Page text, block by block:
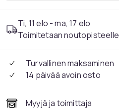
Ti, 11 elo - ma, 17 elo
Toimitetaan noutopisteelle
Turvallinen maksaminen
14 päivää avoin osto
Myyjä ja toimittaja